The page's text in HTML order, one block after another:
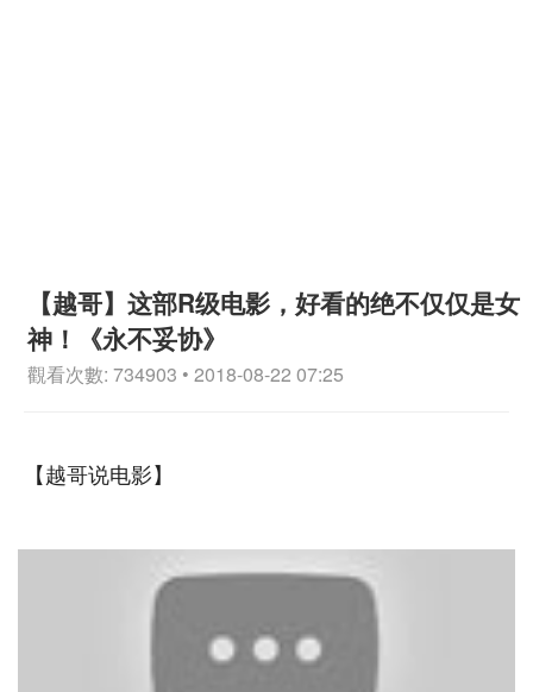
【越哥】这部R级电影，好看的绝不仅仅是女
神！《永不妥协》
觀看次數: 734903 • 2018-08-22 07:25
【越哥说电影】